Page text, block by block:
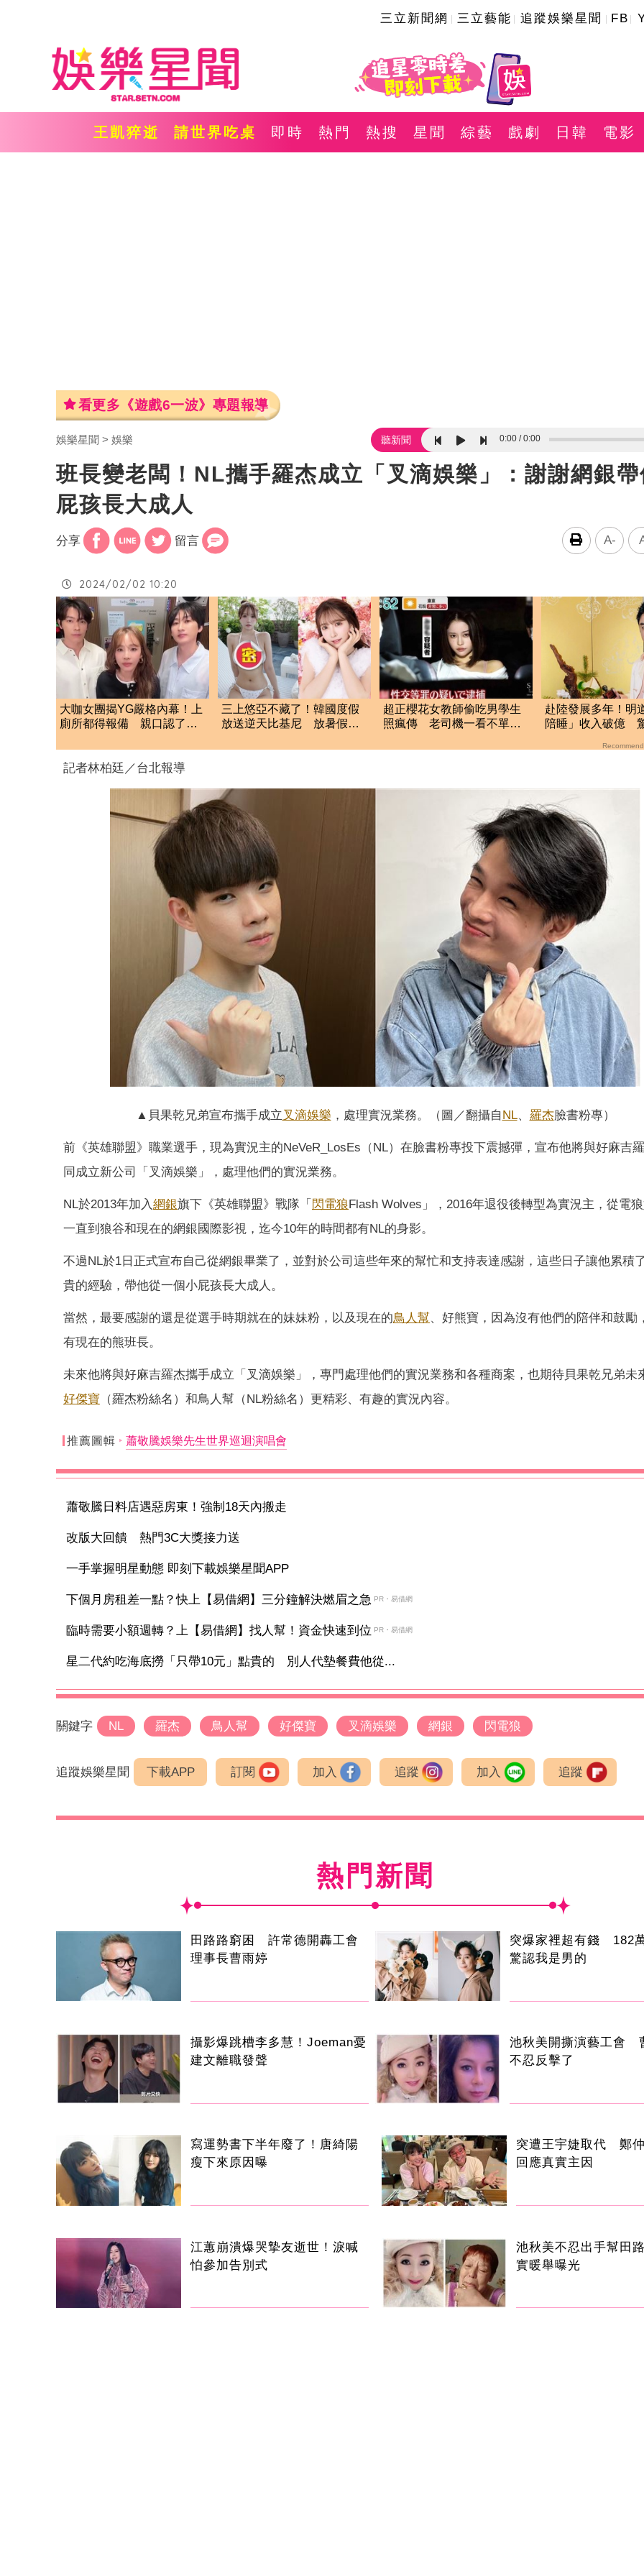
三立新聞網 三立藝能 追蹤娛樂星聞 FB
王凱猝逝 請世界吃桌 即時 熱門 熱搜 星聞 綜藝 戲劇 日韓 電影
看更多《遊戲6一波》專題報導
娛樂星聞 娛樂 聽新聞 0:00 0:00
班長變老闆！NL攜手羅杰成立「叉滴娛樂」：謝謝網銀
屁孩長大成人
分享 留言 A-
2024/02/02 10:20
大咖女團揭YG嚴格內幕！上
廁所都得報備 親口認了：
三上悠亞不藏了！韓國度假
放送逆天比基尼 放暑假犯
超正櫻花女教師偷吃男學生
照瘋傳 老司機一看不單
赴陸發展多年！明
陪睡」收入破億
記者林柏廷／台北報導
▲貝果乾兄弟宣布攜手成立叉滴娛樂 ，處理實況業務。（圖／翻攝自NL、 羅杰臉書粉專）
前《英雄聯盟》職業選手，現為實況主的NeVeR_LosEs（NL）在臉書粉專投下震撼彈，宣布他將與好麻吉
同成立新公司「叉滴娛樂」，處理他們的實況業務。
NL於2013年加入網銀旗下《英雄聯盟》戰隊「 閃電狼Flash Wolves」，2016年退役後轉型為實況主，從電
一直到狼谷和現在的網銀國際影視，迄今10年的時間都有NL的身影。
不過NL於1日正式宣布自己從網銀畢業了，並對於公司這些年來的幫忙和支持表達感謝，這些日子讓他累積
貴的經驗，帶他從一個小屁孩長大成人。
當然，最要感謝的還是從選手時期就在的妹妹粉，以及現在的鳥人幫、好熊寶，因為沒有他們的陪伴和鼓勵
有現在的熊班長。
未來他將與好麻吉羅杰攜手成立「叉滴娛樂」，專門處理他們的實況業務和各種商案，也期待貝果乾兄弟未
好傑寶 （羅杰粉絲名）和鳥人幫（NL粉絲名）更精彩、有趣的實況內容。
推薦圖輯 蕭敬騰娛樂先生世界巡迴演唱會
蕭敬騰日料店遇惡房東！強制18天內搬走
改版大回饋 熱門3C大獎接力送
一手掌握明星動態 即刻下載娛樂星聞APP
下個月房租差一點？快上【易借網】三分鐘解決燃眉之急 PR・易借網
臨時需要小額週轉？上【易借網】找人幫！資金快速到位 PR・易借網
星二代約吃海底撈「只帶10元」點貴的 別人代墊餐費他從...
關鍵字 NL 羅杰 鳥人幫 好傑寶 叉滴娛樂 網銀 閃電狼
追蹤娛樂星聞 下載APP 訂閱 加入 追蹤 加入 追蹤
熱門新聞
田路路窮困 許常德開轟工會
理事長曹雨婷
突爆家裡超有錢 182
驚認我是男的
攝影爆跳槽李多慧！Joeman憂
建文離職發聲
池秋美開撕演藝工會
不忍反擊了
寫運勢書下半年廢了！唐綺陽
瘦下來原因曝
突遭王宇婕取代 鄭
回應真實主因
江蕙崩潰爆哭摯友逝世！淚喊
怕參加告別式
池秋美不忍出手幫田
實暖舉曝光